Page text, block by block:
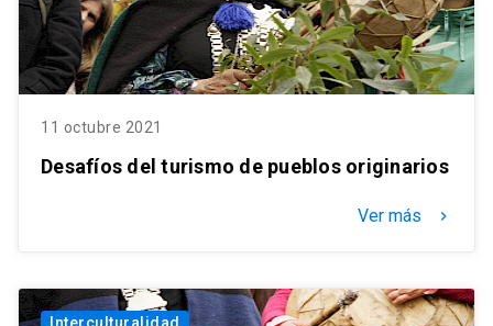
11 octubre 2021
Desafíos del turismo de pueblos originarios
Ver más keyboard_arrow_right